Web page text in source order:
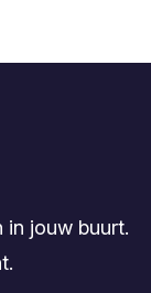
in jouw buurt.